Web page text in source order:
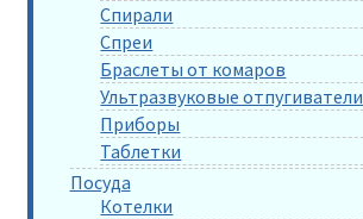
Спирали
Спреи
Браслеты от комаров
Ультразвуковые отпугиватели
Приборы
Таблетки
Посуда
Котелки